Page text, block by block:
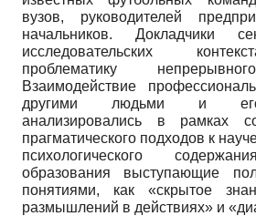
вузов, руководителей
начальников. Докладчики
исследовательских
проблематику
Взаимодействие
другими людьми и его
анализировались в рамках
прагматического подходов к
психологического
образования выступающие
понятиями, как «скрытое
размышлений в действиях» и